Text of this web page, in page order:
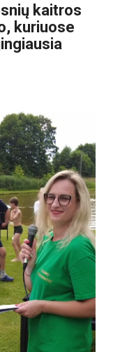
kaitros
kuriuose